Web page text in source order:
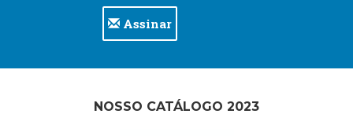
Assinar
NOSSO CATÁLOGO 2023